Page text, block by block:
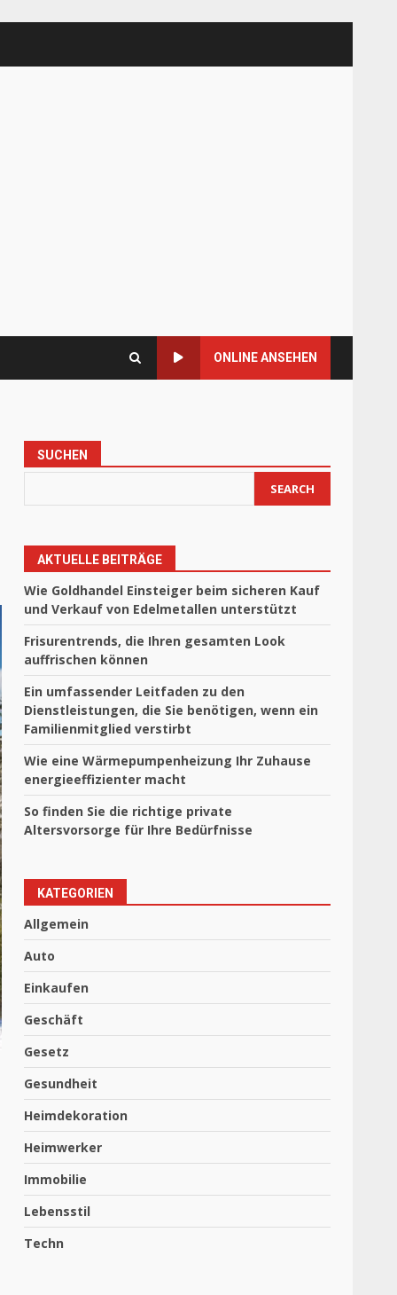
ONLINE ANSEHEN
SUCHEN
SEARCH
AKTUELLE BEITRÄGE
Wie Goldhandel Einsteiger beim sicheren Kauf
und Verkauf von Edelmetallen unterstützt
Frisurentrends, die Ihren gesamten Look
auffrischen können
Ein umfassender Leitfaden zu den
Dienstleistungen, die Sie benötigen, wenn ein
Familienmitglied verstirbt
Wie eine Wärmepumpenheizung Ihr Zuhause
energieeffizienter macht
So finden Sie die richtige private
Altersvorsorge für Ihre Bedürfnisse
KATEGORIEN
Allgemein
Auto
Einkaufen
Geschäft
Gesetz
Gesundheit
Heimdekoration
Heimwerker
Immobilie
Lebensstil
Techn